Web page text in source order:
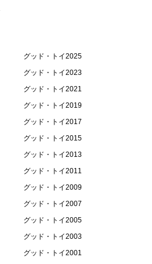
グッド・トイ2025
グッド・トイ2023
グッド・トイ2021
グッド・トイ2019
グッド・トイ2017
グッド・トイ2015
グッド・トイ2013
グッド・トイ2011
グッド・トイ2009
グッド・トイ2007
グッド・トイ2005
グッド・トイ2003
グッド・トイ2001